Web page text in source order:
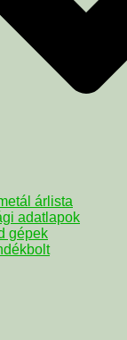
árlista
adatlapok
gépek